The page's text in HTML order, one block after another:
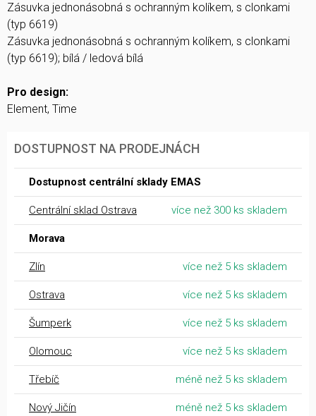
Zásuvka jednonásobná s ochranným kolíkem, s clonkami
(typ 6619)
Zásuvka jednonásobná s ochranným kolíkem, s clonkami
(typ 6619); bílá / ledová bílá
Pro design:
Element, Time
DOSTUPNOST NA PRODEJNÁCH
Dostupnost centrální sklady EMAS
Centrální sklad Ostrava více než 300 ks skladem
Morava
Zlín více než 5 ks skladem
Ostrava více než 5 ks skladem
Šumperk více než 5 ks skladem
Olomouc více než 5 ks skladem
Třebíč méně než 5 ks skladem
Nový Jičín méně než 5 ks skladem